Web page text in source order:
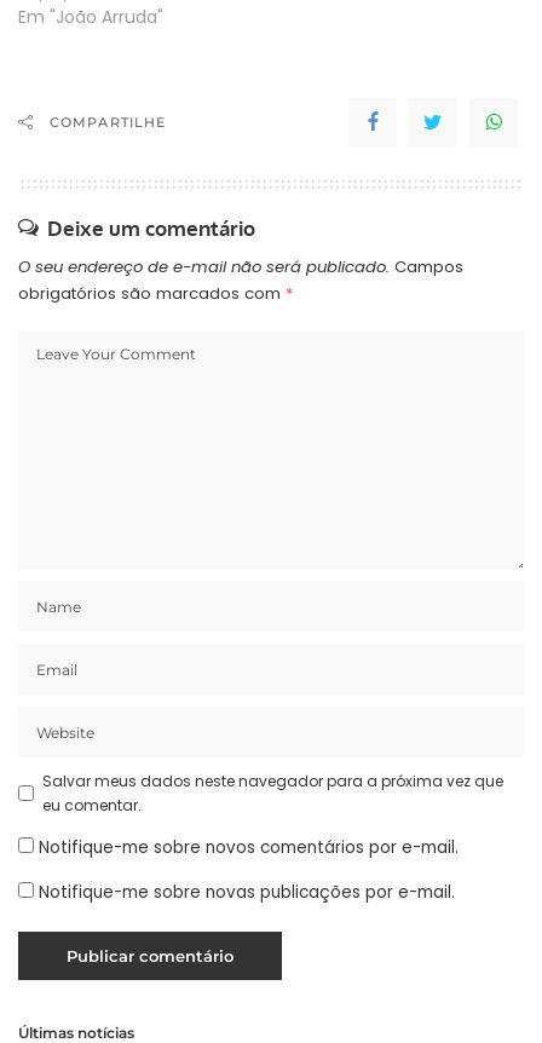
Em "João Arruda"
COMPARTILHE
Deixe um comentário
O seu endereço de e-mail não será publicado. Campos
obrigatórios são marcados com *
Salvar meus dados neste navegador para a próxima vez que
eu comentar.
Notifique-me sobre novos comentários por e-mail.
Notifique-me sobre novas publicações por e-mail.
Últimas notícias